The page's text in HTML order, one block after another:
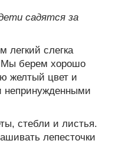
садятся за
легкий слегка
Мы берем хорошо
желтый цвет и
непринужденными
стебли и листья.
лепесточки